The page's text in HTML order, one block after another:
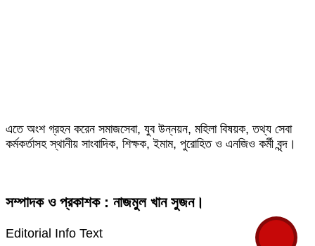
এতে অংশ গ্রহন করেন সমাজসেবা, যুব উন্নয়ন, মহিলা বিষয়ক, তথ্য সেবা
কর্মকর্তাসহ স্থানীয় সাংবাদিক, শিক্ষক, ইমাম, পুরোহিত ও এনজিও কর্মী বৃন্দ।
সম্পাদক ও প্রকাশক : নাজমুল খান সুজন।
Editorial Info Text